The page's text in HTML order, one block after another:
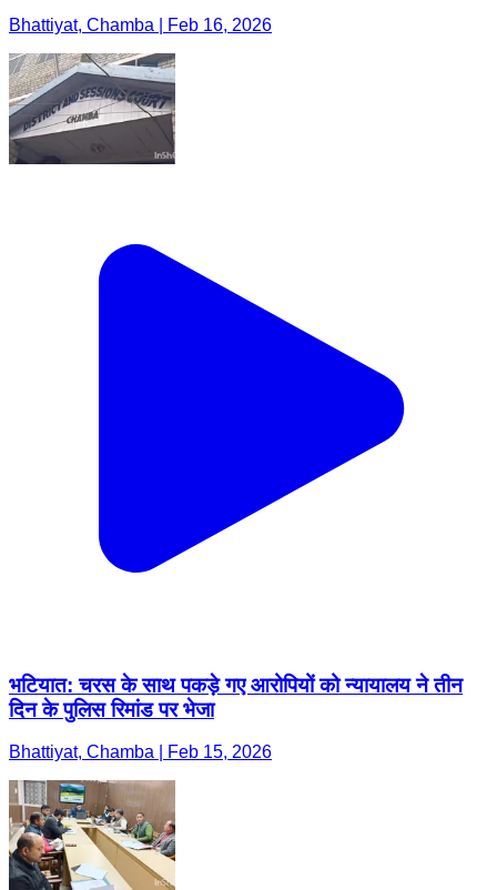
Bhattiyat, Chamba | Feb 16, 2026
भटियात: चरस के साथ पकड़े गए आरोपियों को न्यायालय ने तीन
दिन के पुलिस रिमांड पर भेजा
Bhattiyat, Chamba | Feb 15, 2026